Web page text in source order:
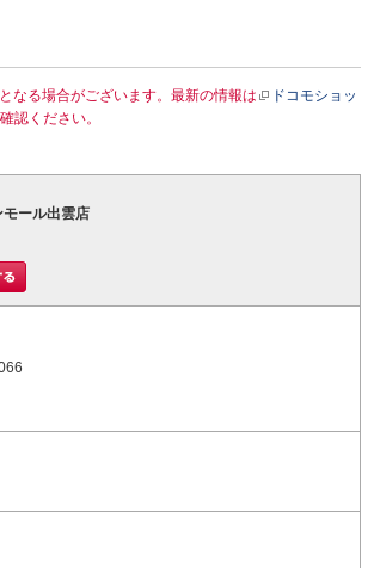
なる場合がございます。最新の情報は
ドコモショッ
認ください。
モール出雲店